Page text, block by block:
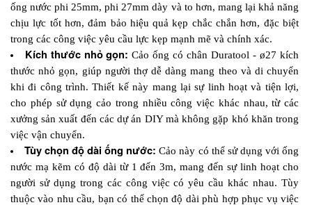
ống nước phi 25mm, phi 27mm dày và to hơn, mang lại khả năng
chịu lực tốt hơn, đảm bảo hiệu quả kẹp chắc chắn hơn, đặc biệt
trong các công việc yêu cầu lực kẹp mạnh mẽ và chính xác.
Kích thước nhỏ gọn: Cảo ống có chân Duratool - ø27 kích
thước nhỏ gọn, giúp người thợ dễ dàng mang theo và di chuyển
khi đi công trình. Thiết kế này mang lại sự linh hoạt và tiện lợi,
cho phép sử dụng cảo trong nhiều công việc khác nhau, từ các
xưởng sản xuất đến các dự án DIY mà không gặp khó khăn trong
việc vận chuyển.
Tùy chọn độ dài ống nước: Cảo này có thể sử dụng với ống
nước mạ kẽm có độ dài từ 1 đến 3m, mang đến sự linh hoạt cho
người sử dụng trong các công việc có yêu cầu khác nhau. Tùy
thuộc vào nhu cầu, bạn có thể chọn độ dài phù hợp phục vụ việc